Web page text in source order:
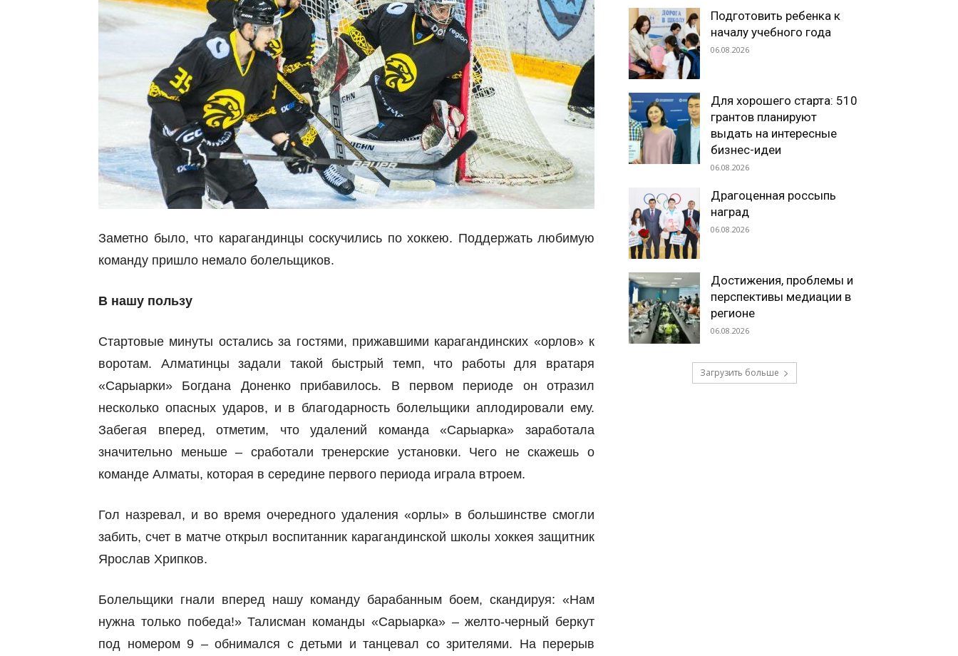
Заметно было, что карагандинцы соскучились по хоккею. Поддержать любимую
команду пришло немало болельщиков.
В нашу пользу
Стартовые минуты остались за гостями, прижавшими карагандинских «орлов» к
воротам. Алматинцы задали такой быстрый темп, что работы для вратаря
«Сарыарки» Богдана Доненко прибавилось. В первом периоде он отразил
несколько опасных ударов, и в благодарность болельщики аплодировали ему.
Забегая вперед, отметим, что удалений команда «Сарыарка» заработала
значительно меньше – сработали тренерские установки. Чего не скажешь о
команде Алматы, которая в середине первого периода играла втроем.
Гол назревал, и во время очередного удаления «орлы» в большинстве смогли
забить, счет в матче открыл воспитанник карагандинской школы хоккея защитник
Ярослав Хрипков.
Болельщики гнали вперед нашу команду барабанным боем, скандируя: «Нам
нужна только победа!» Талисман команды «Сарыарка» – желто-черный беркут
под номером 9 – обнимался с детьми и танцевал со зрителями. На перерыв
Подготовить ребенка к
началу учебного года
06.08.2026
Для хорошего старта: 510
грантов планируют
выдать на интересные
бизнес-идеи
06.08.2026
Драгоценная россыпь
наград
06.08.2026
Достижения, проблемы и
перспективы медиации в
регионе
06.08.2026
Загрузить больше